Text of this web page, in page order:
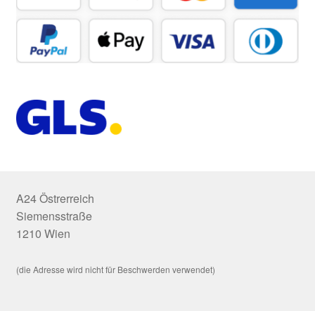
A24 Östrerreich
Siemensstraße
1210 Wien
(die Adresse wird nicht für Beschwerden verwendet)